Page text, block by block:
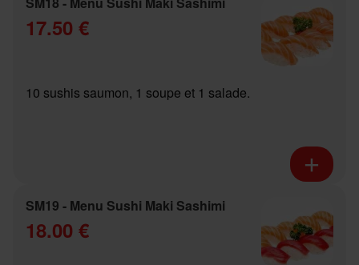
17.50 €
10 sushis saumon, 1 soupe et 1 salade.
SM19 - Menu Sushi Maki Sashimi
18.00 €